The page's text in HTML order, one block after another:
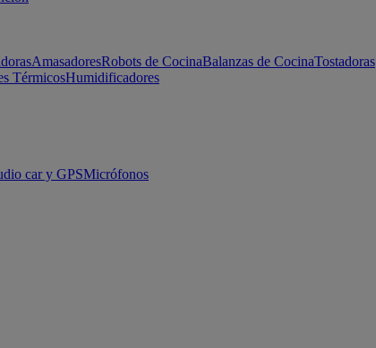
AmasadoresRobots de CocinaBalanzas de CocinaTostadoras
TérmicosHumidificadores
car y GPSMicrófonos